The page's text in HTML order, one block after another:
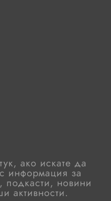
ако искате да
информация за
подкасти, новини
активности.